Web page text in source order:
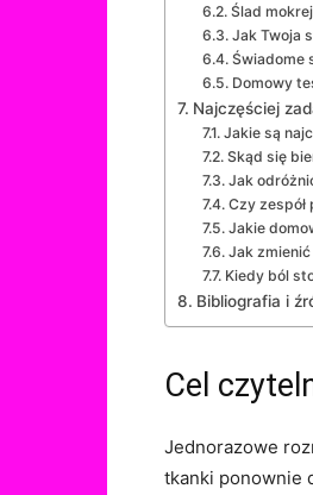
Ślad
Jak Twoja
Świadome
Domowy
Najczęściej
Jakie są
Skąd się
Jak
Czy
Jakie
Jak
Kiedy ból
Bibliografia i
Cel
Jednorazowe
tkanki ponownie